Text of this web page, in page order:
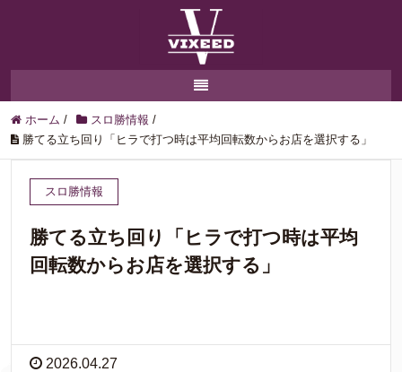
ホーム / スロ勝情報 /
勝てる立ち回り「ヒラで打つ時は平均回転数からお店を選択する」
スロ勝情報
勝てる立ち回り「ヒラで打つ時は平均
回転数からお店を選択する」
2026.04.27